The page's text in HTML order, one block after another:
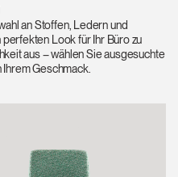
an Stoffen, Ledern und
Look für Ihr Büro zu
aus – wählen Sie ausgesuchte
Geschmack.